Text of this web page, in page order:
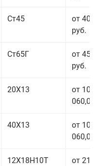
Ст45
от 40
руб.
Ст65Г
от 45
руб.
20Х13
от 103
060,00
40Х13
от 103
060,00
12Х18Н10Т
от 212